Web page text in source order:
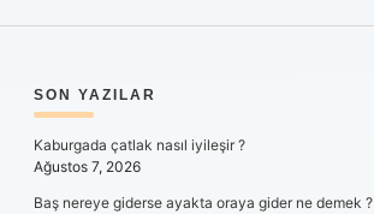
SIDEBAR
SON YAZILAR
Kaburgada çatlak nasıl iyileşir ?
Ağustos 7, 2026
Baş nereye giderse ayakta oraya gider ne demek ?